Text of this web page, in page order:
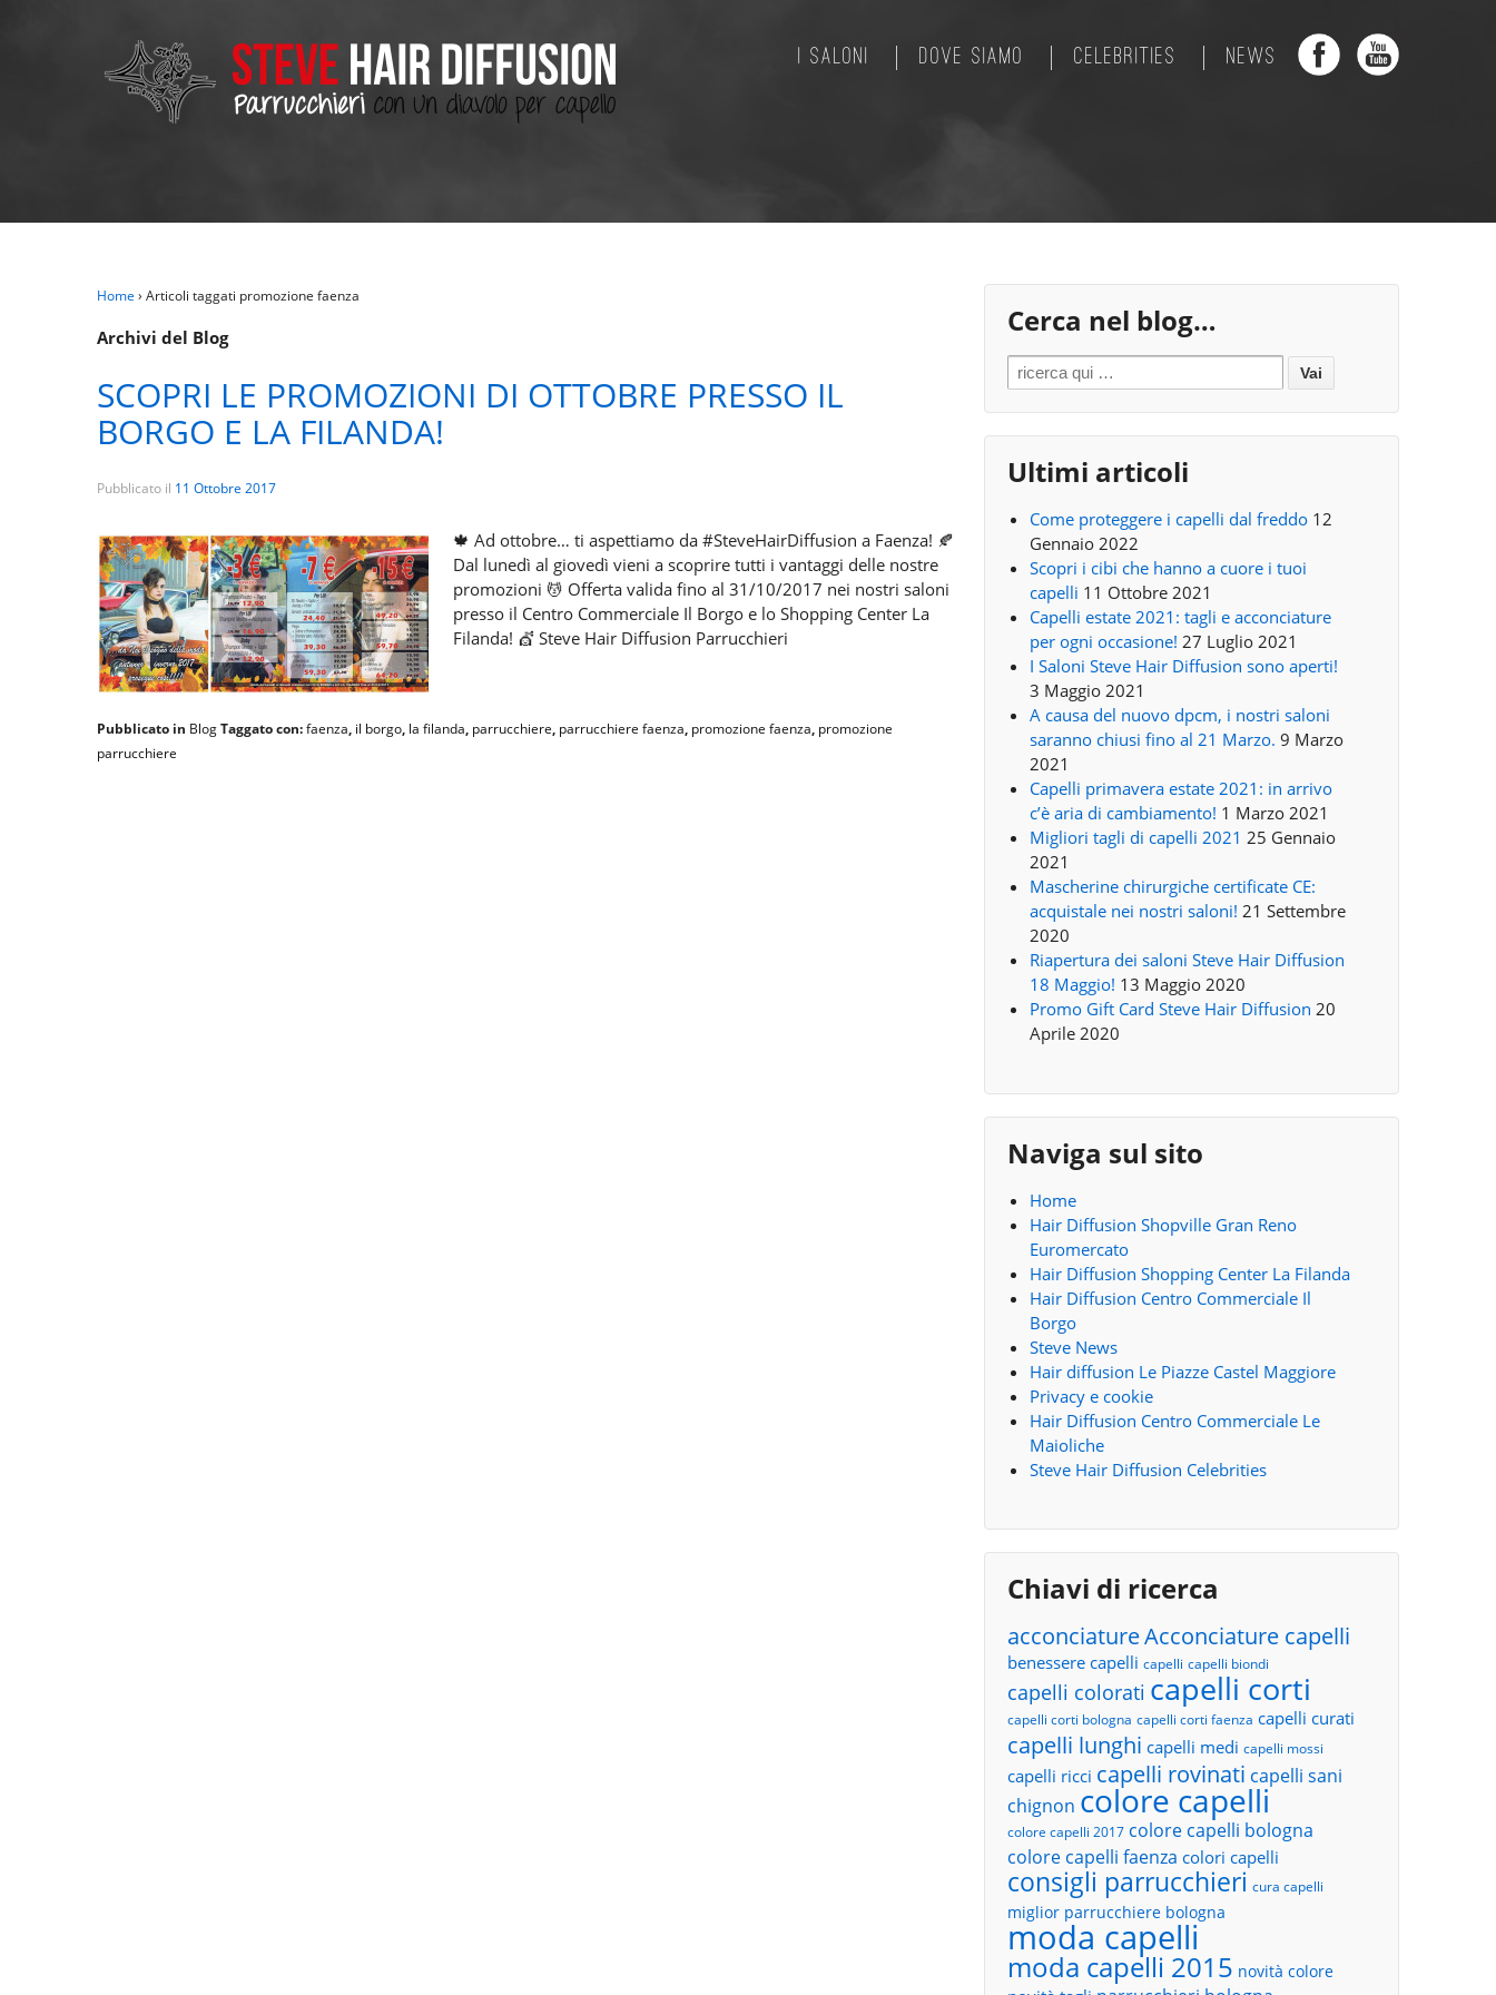
I SALONI DOVE SIAMO CELEBRITIES NEWS
Home › Articoli taggati promozione faenza
Archivi del Blog
SCOPRI LE PROMOZIONI DI OTTOBRE PRESSO IL
BORGO E LA FILANDA!
Pubblicato il 11 Ottobre 2017
🍁 Ad ottobre… ti aspettiamo da #SteveHairDiffusion a Faenza! 🍂
Dal lunedì al giovedì vieni a scoprire tutti i vantaggi delle nostre
promozioni 💆 Offerta valida fino al 31/10/2017 nei nostri saloni
presso il Centro Commerciale Il Borgo e lo Shopping Center La
Filanda! 💇 Steve Hair Diffusion Parrucchieri
Pubblicato in BlogTaggato con:faenza, il borgo, la filanda, parrucchiere, parrucchiere faenza, promozione faenza, promozione
parrucchiere
Cerca nel blog…
Search for:
Ultimi articoli
Come proteggere i capelli dal freddo 12
Gennaio 2022
Scopri i cibi che hanno a cuore i tuoi
capelli 11 Ottobre 2021
Capelli estate 2021: tagli e acconciature
per ogni occasione! 27 Luglio 2021
I Saloni Steve Hair Diffusion sono aperti!
3 Maggio 2021
A causa del nuovo dpcm, i nostri saloni
saranno chiusi fino al 21 Marzo. 9 Marzo
2021
Capelli primavera estate 2021: in arrivo
c’è aria di cambiamento! 1 Marzo 2021
Migliori tagli di capelli 2021 25 Gennaio
2021
Mascherine chirurgiche certificate CE:
acquistale nei nostri saloni! 21 Settembre
2020
Riapertura dei saloni Steve Hair Diffusion
18 Maggio! 13 Maggio 2020
Promo Gift Card Steve Hair Diffusion 20
Aprile 2020
Naviga sul sito
Home
Hair Diffusion Shopville Gran Reno
Euromercato
Hair Diffusion Shopping Center La Filanda
Hair Diffusion Centro Commerciale Il
Borgo
Steve News
Hair diffusion Le Piazze Castel Maggiore
Privacy e cookie
Hair Diffusion Centro Commerciale Le
Maioliche
Steve Hair Diffusion Celebrities
Chiavi di ricerca
acconciatureAcconciature capelli
benessere capelli capelli capelli biondi
capelli colorati capelli corti
capelli corti bologna capelli corti faenza capelli curati
capelli lunghi capelli medi capelli mossi
capelli ricci capelli rovinati capelli sani
chignon colore capelli
colore capelli 2017 colore capelli bologna
colore capelli faenza colori capelli
consigli parrucchieri cura capelli
miglior parrucchiere bologna
moda capelli
moda capelli 2015 novità colore